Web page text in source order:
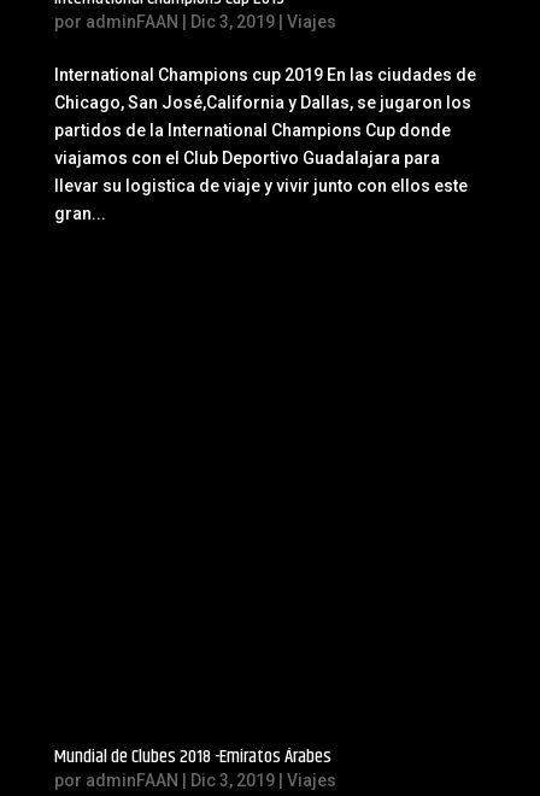
por adminFAAN Dic 3, 2019| Viajes
International Champions cup 2019 En las ciudades de
Chicago, San José,California y Dallas, se jugaron los
partidos de la International Champions Cup donde
viajamos con el Club Deportivo Guadalajara para
llevar su logistica de viaje y vivir junto con ellos este
gran...
Mundial de Clubes 2018 -Emiratos Árabes
por adminFAAN | Dic 3, 2019| Viajes